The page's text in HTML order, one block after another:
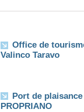
Office de
Valinco Taravo
Port de
PROPRIANO